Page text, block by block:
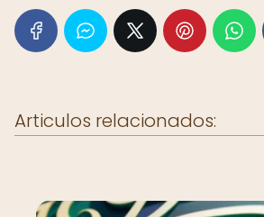
Articulos relacionados: